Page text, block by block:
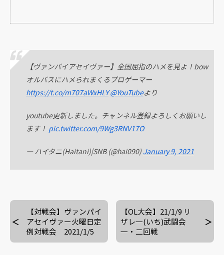
【ヴァンパイアセイヴァー】全国屈指のハメを見よ！bow
オルバスにハメられまくるプロゲーマー
https://t.co/m707aWxHLY @YouTubeより
youtube更新しました。チャンネル登録よろしくお願いし
ます！ pic.twitter.com/9Wg3RNV17O
— ハイタニ(Haitani)|SNB (@hai090) January 9, 2021
【対戦会】ヴァンパイ
アセイヴァー火曜日定
例対戦会 2021/1/5
【OL大会】21/1/9 リ
ザレ一(いち)武闘会
一・二回戦